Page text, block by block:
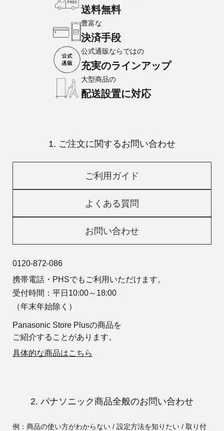
送料無料
豊富な
決済手段
公式通販ならではの
充実のラインアップ
大型商品の
配送設置に対応
1. ご注文に関するお問い合わせ
ご利用ガイド
よくある質問
お問い合わせ
0120-872-086
携帯電話・PHSでもご利用いただけます。
受付時間：平日10:00～18:00
（年末年始除く）
Panasonic Store Plusの商品を
ご紹介することがあります。
具体的な商品はこちら
2. パナソニック商品全般のお問い合わせ
例：商品の使い方がわからない / 設定方法を知りたい / 取り付